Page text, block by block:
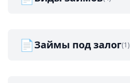
📄Займы под залог(1)